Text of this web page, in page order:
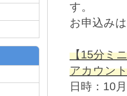
す。
お申込みは
【15分ミ
アカウン
日時：10